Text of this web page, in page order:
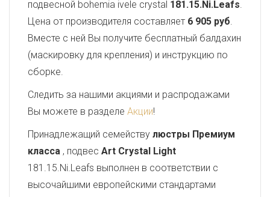
подвесной bohemia ivele crystal 181.15.Ni.Leafs.
Цена от производителя составляет 6 905 руб.
Вместе с ней Вы получите бесплатный балдахин
(маскировку для крепления) и инструкцию по
сборке.
Следить за нашими акциями и распродажами
Вы можете в разделе Акции!
Принадлежащий семейству люстры Премиум
класса , подвес Art Crystal Light
181.15.Ni.Leafs выполнен в соответствии с
высочайшими европейскими стандартами